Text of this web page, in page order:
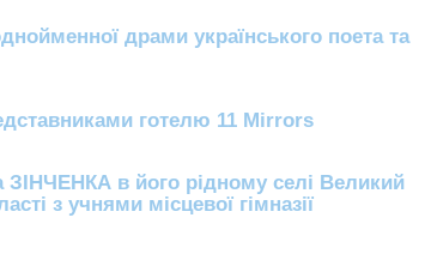
драми українського поета та
готелю 11 Mirrors
ЗІНЧЕНКА в його рідному селі Великий
з учнями місцевої гімназії